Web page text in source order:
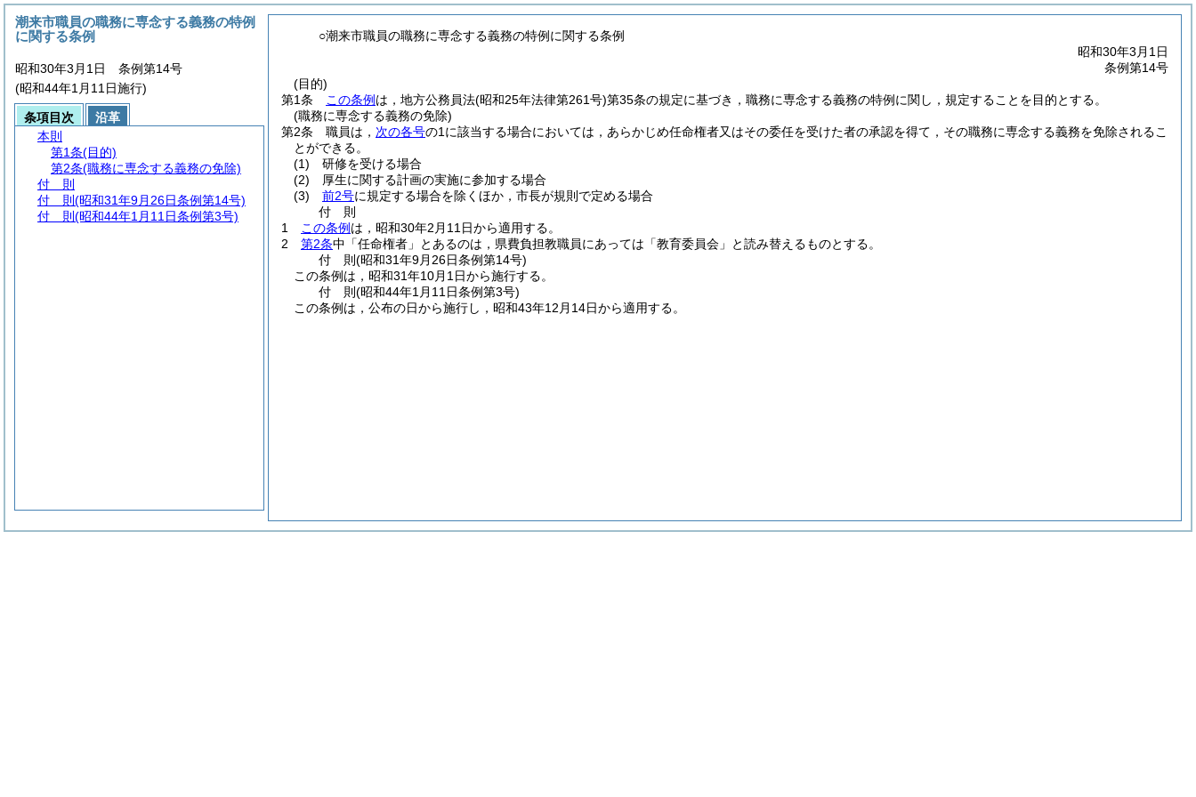
○潮来市職員の職務に専念する義務の特例に関する条例
昭和30年3月1日
条例第14号
(目的)
第1条
この条例 は，地方公務員法(昭和25年法律第261号)第35条の規定に基づき，職務に専念する義務の特例に関し，規定することを目的とする。
(職務に専念する義務の免除)
第2条
職員は， 次の各号の1に該当する場合においては，あらかじめ任命権者又はその委任を受けた者の承認を得て，その職務に専念する義務を免除されるこ
とができる。
(1)
研修を受ける場合
(2)
厚生に関する計画の実施に参加する場合
(3)
前2号に規定する場合を除くほか，市長が規則で定める場合
付 則
1
この条例 は，昭和30年2月11日から適用する。
2
第2条中「任命権者」とあるのは，県費負担教職員にあっては「教育委員会」と読み替えるものとする。
付 則(昭和31年9月26日条例第14号)
この条例は，昭和31年10月1日から施行する。
付 則(昭和44年1月11日条例第3号)
この条例は，公布の日から施行し，昭和43年12月14日から適用する。
潮来市職員の職務に専念する義務の特例
に関する条例
昭和30年3月1日 条例第14号
(昭和44年1月11日施行)
条項目次
沿革
本則
第1条(目的)
第2条(職務に専念する義務の免除)
付 則
付 則 (昭和31年9月26日条例第14号)
付 則 (昭和44年1月11日条例第3号)